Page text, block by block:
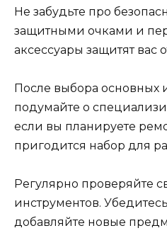
Не забудьте про
защитными очками и
аксессуары защитят вас
После выбора основных
подумайте о
если вы планируете
пригодится набор для
Регулярно проверяйте
инструментов.
добавляйте новые